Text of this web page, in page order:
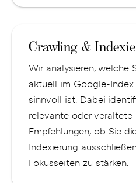
Crawling &
Wir analysieren, welche
aktuell im Google-
sinnvoll ist. Dabei
relevante oder veraltete
Empfehlungen, ob Sie
Indexierung
Fokusseiten zu stärken.